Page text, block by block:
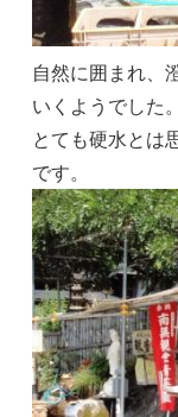
自然に囲まれ、
いくようでした
とても硬水とは
です。